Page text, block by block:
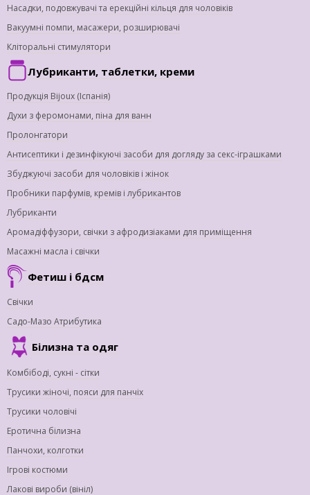
Насадки, подовжувачі та ерекційні кільця для чоловіків
Вакуумні помпи, масажери, розширювачі
Кліторальні стимулятори
Лубриканти, таблетки, креми
Продукція Bijoux (Іспанія)
Духи з феромонами, піна для ванн
Пролонгатори
Антисептики і дезинфікуючі засоби для догляду за секс-іграшками
Збуджуючі засоби для чоловіків і жінок
Пробники парфумів, кремів і лубрикантов
Лубриканти
Аромадіффузори, свічки з афродизіаками для приміщення
Масажні масла і свічки
Фетиш і бдсм
Свічки
Садо-Мазо Атрибутика
Білизна та одяг
Комбібоді, сукні - сітки
Трусики жіночі, пояси для панчіх
Трусики чоловічі
Еротична білизна
Панчохи, колготки
Ігрові костюми
Лакові вироби (вініл)